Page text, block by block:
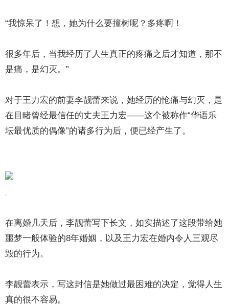
“我惊呆了！想，她为什么要撞树呢？多疼啊！
很多年后，当我经历了人生真正的疼痛之后才知道，那不
是痛，是幻灭。”
对于王力宏的前妻李靓蕾来说，她经历的怆痛与幻灭，是
在目睹曾经最信任的丈夫王力宏——这个被称作“华语乐
坛最优质的偶像”的诸多行为后，便已经产生了。
在离婚几天后，李靓蕾写下长文，如实描述了这段带给她
噩梦一般体验的8年婚姻，以及王力宏在婚内令人三观尽
毁的行为。
李靓蕾表示，写这封信是她做过最困难的决定，觉得人生
真的很不容易。